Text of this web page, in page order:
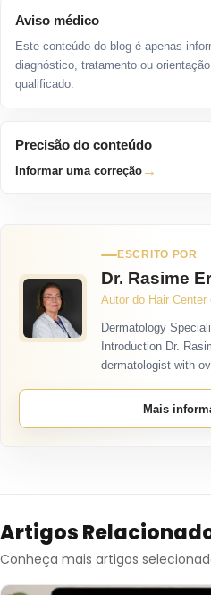
Aviso médico
Este conteúdo do blog é apenas
diagnóstico, tratamento ou
qualificado.
Precisão do conteúdo
Informar uma correção →
ESCRITO POR
Dr. Rasime
Autor do Hair Center
Dermatology
Introduction Dr.
dermatologist with
Mais
Artigos
Conheça mais artigos